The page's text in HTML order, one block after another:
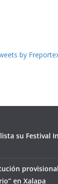
by
su Festival
en Xalapa